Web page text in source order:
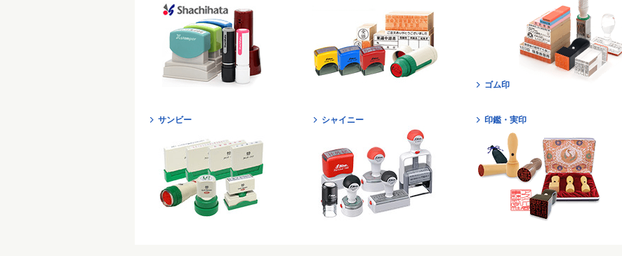
ゴム印
サンビー シャイニー 印鑑・実印